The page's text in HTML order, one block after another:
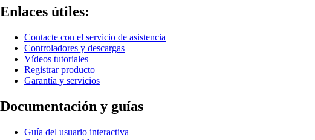
Enlaces útiles:
Contacte con el servicio de asistencia
Controladores y descargas
Vídeos tutoriales
Registrar producto
Garantía y servicios
Documentación y guías
Guía del usuario interactiva